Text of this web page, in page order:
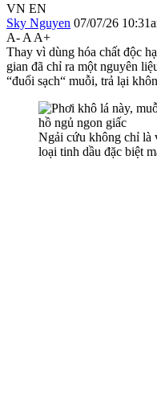
VN EN
Sky Nguyen 07/07/26
A- A A+
Thay vì dùng hó‌a chấ‌t độc
gian đã chỉ ra một nguyên
“đuổi sạch“ muỗi, trả lại
Ngải cứu không chỉ là
loại tinh dầu đặc biệt